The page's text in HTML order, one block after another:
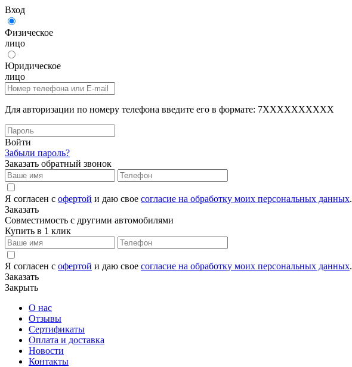
Вход
Физическое
лицо
Юридическое
лицо
Для авторизации по номеру телефона введите его в формате: 7XXXXXXXXXX
Войти
Забыли пароль?
Заказать обратный звонок
Я согласен с офертой и даю свое согласие на обработку моих персональных данных.
Заказать
Совместимость с другими автомобилями
Купить в 1 клик
Я согласен с офертой и даю свое согласие на обработку моих персональных данных.
Заказать
Закрыть
О нас
Отзывы
Сертификаты
Оплата и доставка
Новости
Контакты